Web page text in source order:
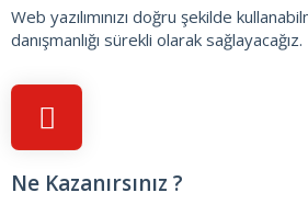
Web yazılımınızı doğru şekilde
danışmanlığı sürekli olarak sağlayacağız.
Ne Kazanırsınız ?